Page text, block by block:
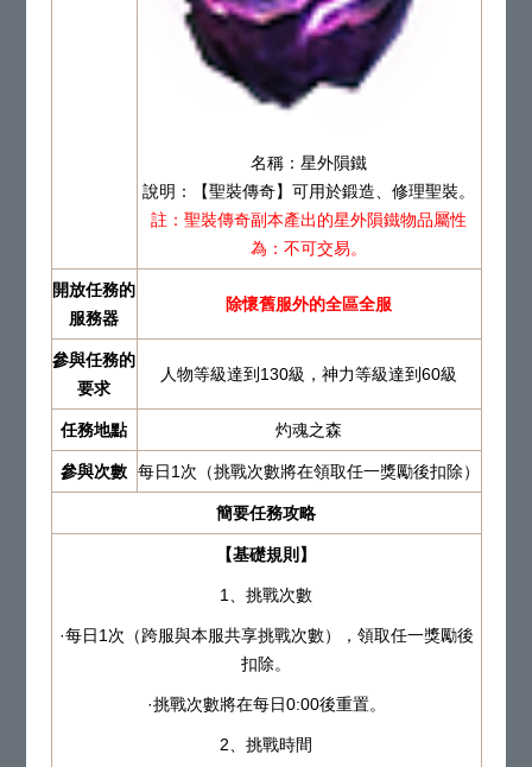
名稱：星外隕鐵
說明：【聖裝傳奇】可用於鍛造、修理聖裝。
註：聖裝傳奇副本產出的星外隕鐵物品屬性
為：不可交易。
開放任務的
服務器
除懷舊服外的全區全服
參與任務的
要求
人物等級達到130級，神力等級達到60級
任務地點 灼魂之森
參與次數 每日1次（挑戰次數將在領取任一獎勵後扣除）
簡要任務攻略
【基礎規則】
1、挑戰次數
·每日1次（跨服與本服共享挑戰次數），領取任一獎勵後
扣除。
·挑戰次數將在每日0:00後重置。
2、挑戰時間